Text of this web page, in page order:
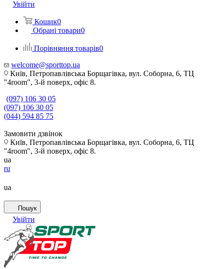
Увійти
Кошик0
Обрані товари0
Порівняння товарів0
welcome@sporttop.ua
Київ, Петропавлівська Борщагівка, вул. Соборна, 6, ТЦ
"4room", 3-й поверх, офіс 8.
(097) 106 30 05
(097) 106 30 05
(044) 594 85 75
Замовити дзвінок
Київ, Петропавлівська Борщагівка, вул. Соборна, 6, ТЦ
"4room", 3-й поверх, офіс 8.
ua
ru
ua
Пошук
Увійти